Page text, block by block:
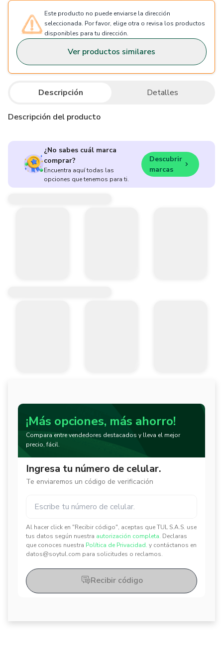
Este producto no puede enviarse la dirección
seleccionada. Por favor, elige otra o revisa los productos
disponibles para tu dirección.
Ver productos similares
Descripción Detalles
Descripción del producto
¿No sabes cuál marca
comprar?
Encuentra aquí todas las
opciones que tenemos para ti.
Descubrir
marcas
¡Más opciones, más ahorro!
Compara entre vendedores destacados y lleva el mejor
precio, fácil.
Ingresa tu número de celular.
Te enviaremos un código de verificación
Al hacer click en "Recibir código", aceptas que TUL S.A.S. use
tus datos según nuestra autorización completa. Declaras
que conoces nuestra Política de Privacidad. y contáctanos en
datos@soytul.com para solicitudes o reclamos.
✕
✕
Recibir código